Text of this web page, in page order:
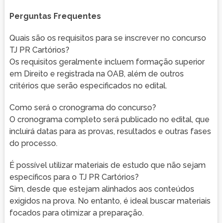
Perguntas Frequentes
Quais são os requisitos para se inscrever no concurso
TJ PR Cartórios?
Os requisitos geralmente incluem formação superior
em Direito e registrada na OAB, além de outros
critérios que serão especificados no edital.
Como será o cronograma do concurso?
O cronograma completo será publicado no edital, que
incluirá datas para as provas, resultados e outras fases
do processo.
É possível utilizar materiais de estudo que não sejam
específicos para o TJ PR Cartórios?
Sim, desde que estejam alinhados aos conteúdos
exigidos na prova. No entanto, é ideal buscar materiais
focados para otimizar a preparação.